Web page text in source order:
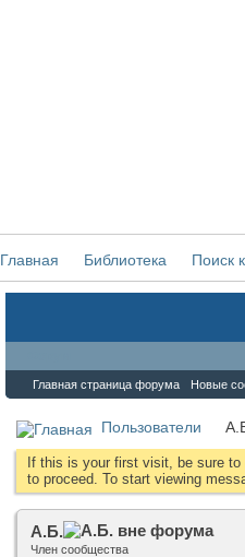
Главная Библиотека Поиск
Главная страница форума Новые
Пользователи
If this is your first visit, be sure
to proceed. To start viewing
А.Б.
Член сообщества